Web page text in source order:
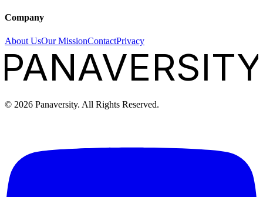
Company
About UsOur MissionContactPrivacy
PANAVERSITY
© 2026 Panaversity. All Rights Reserved.